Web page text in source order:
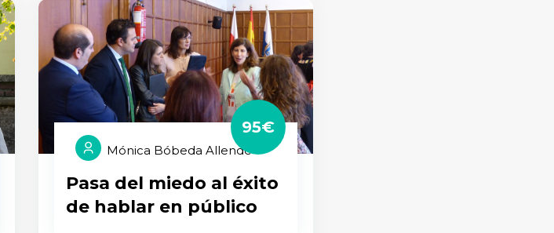
Mónica Bóbeda Allende
Pasa del miedo al éxito
de hablar en público
95€